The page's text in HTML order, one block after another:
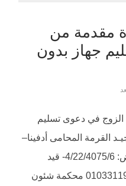
مقدمة من
جهاز بدون
في دعوى تسليم
القرمة المحامى أدفينا–
رشيد – بجوار مطبعة الأنوار م. ض: 4/22/4075/6- قيد
171185 ت/2962650/045&0103311920 محكمة شئون